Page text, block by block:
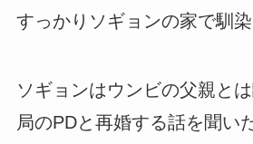
すっかりソギョンの家で馴染
ソギョンはウンビの父親と
局のPDと再婚する話を聞い